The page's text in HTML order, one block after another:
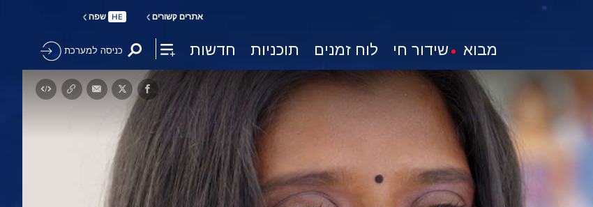
אתרים קשורים HE שפה
מבוא שידור חי לוח זמנים תוכניות חדשות כניסה למערכת